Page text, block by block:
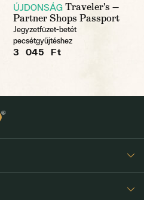
ÚJDONSÁG Traveler's —
Partner Shops Passport
Jegyzetfüzet-betét
pecsétgyűjtéshez
3 045 Ft